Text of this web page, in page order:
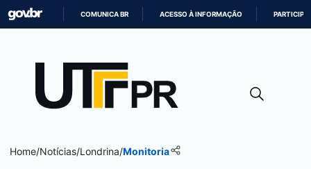
CONTEÚDO
COMUNICA BR ACESSO À INFORMAÇÃO PARTICIPE
Home/Notícias/Londrina/Monitoria